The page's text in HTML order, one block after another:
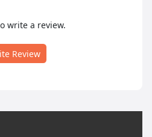
write a review.
Review